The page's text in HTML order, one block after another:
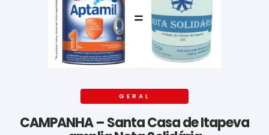
GERAL
CAMPANHA – Santa Casa de Itapeva